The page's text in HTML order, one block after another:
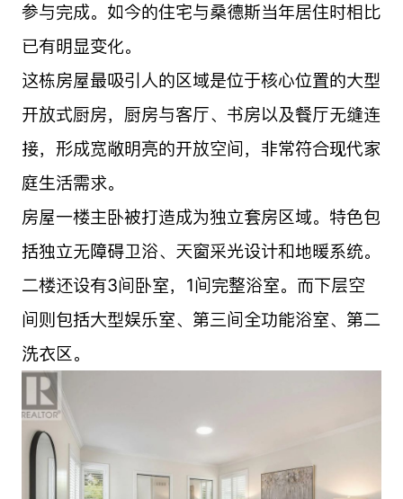
参与完成。如今的住宅与桑德斯当年居住时相比
已有明显变化。
这栋房屋最吸引人的区域是位于核心位置的大型
开放式厨房，厨房与客厅、书房以及餐厅无缝连
接，形成宽敞明亮的开放空间，非常符合现代家
庭生活需求。
房屋一楼主卧被打造成为独立套房区域。特色包
括独立无障碍卫浴、天窗采光设计和地暖系统。
二楼还设有3间卧室，1间完整浴室。而下层空
间则包括大型娱乐室、第三间全功能浴室、第二
洗衣区。